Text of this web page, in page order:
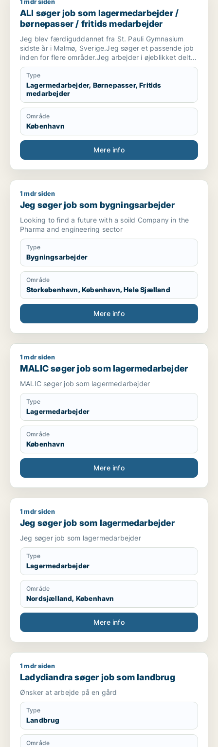
ALI søger job som lagermedarbejder / børnepasser / fritids
ALI søger job som lagermedarbejder /
børnepasser / fritids medarbejder
Jeg blev færdiguddannet fra St. Pauli Gymnasium
sidste år i Malmø, Sverige.Jeg søger et passende job
inden for flere områder.Jeg arbejder i øjeblikket deltid
på et lager i København. Jeg leder efter et bedre job.
Type
Lagermedarbejder, Børnepasser, Fritids
medarbejder
Område
København
Mere info
Jeg søger job som bygningsarbejder
1 mdr siden
Jeg søger job som bygningsarbejder
Looking to find a future with a soild Company in the
Pharma and engineering sector
Type
Bygningsarbejder
Område
Storkøbenhavn, København, Hele Sjælland
Mere info
MALIC søger job som lagermedarbejder
1 mdr siden
MALIC søger job som lagermedarbejder
MALIC søger job som lagermedarbejder
Type
Lagermedarbejder
Område
København
Mere info
Jeg søger job som lagermedarbejder
1 mdr siden
Jeg søger job som lagermedarbejder
Jeg søger job som lagermedarbejder
Type
Lagermedarbejder
Område
Nordsjælland, København
Mere info
Ladydiandra søger job som landbrug
1 mdr siden
Ladydiandra søger job som landbrug
Ønsker at arbejde på en gård
Type
Landbrug
Område